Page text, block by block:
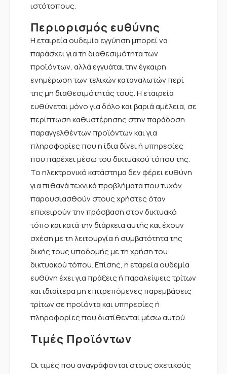
ιστότοπους.
Περιορισμός ευθύνης
Η εταιρεία ουδεμία εγγύηση μπορεί να
παράσχει για τη διαθεσιμότητα των
προϊόντων, αλλά εγγυάται την έγκαιρη
ενημέρωση των τελικών καταναλωτών περί
της μη διαθεσιμότητάς τους. Η εταιρεία
ευθύνεται μόνο για δόλο και βαριά αμέλεια, σε
περίπτωση καθυστέρησης στην παράδοση
παραγγελθέντων προϊόντων και για
πληροφορίες που η ίδια δίνει ή υπηρεσίες
που παρέχει μέσω του δικτυακού τόπου της.
Το ηλεκτρονικό κατάστημα δεν φέρει ευθύνη
για πιθανά τεχνικά προβλήματα που τυχόν
παρουσιασθούν στους χρήστες όταν
επιχειρούν την πρόσβαση στον δικτυακό
τόπο και κατά την διάρκεια αυτής και έχουν
σχέση με τη λειτουργία ή συμβατότητα της
δικής τους υποδομής με τη χρήση του
δικτυακού τόπου. Επίσης, η εταρεία ουδεμία
ευθύνη έχει για πράξεις ή παραλείψεις τρίτων
και ιδιαίτερα μη επιτρεπόμενες παρεμβάσεις
τρίτων σε προϊόντα και υπηρεσίες ή
πληροφορίες που διατίθενται μέσω αυτού.
Τιμές Προϊόντων
Οι τιμές που αναγράφονται στους σχετικούς